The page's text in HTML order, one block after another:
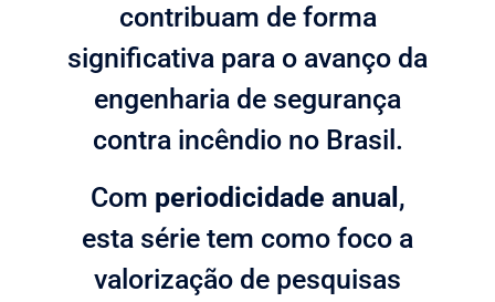
contribuam de forma
significativa para o avanço da
engenharia de segurança
contra incêndio no Brasil.
Com periodicidade anual ,
esta série tem como foco a
valorização de pesquisas